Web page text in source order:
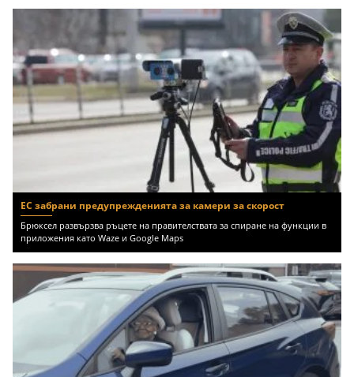
ЕС забрани предупрежденията за камери за скорост
Брюксел развързва ръцете на правителствата за спиране на функции в
приложения като Waze и Google Maps